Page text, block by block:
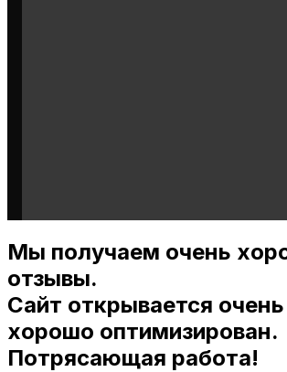
Мы получаем очень
отзывы.
Сайт открывается
хорошо оптимизирован.
Потрясающая работа!